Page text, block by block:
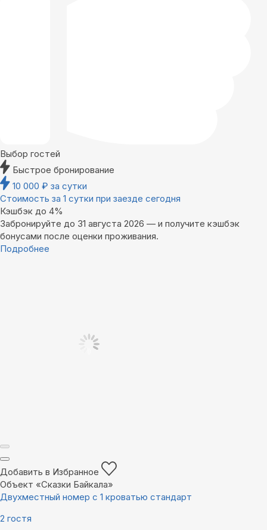
Выбор гостей
Быстрое бронирование
10 000 ₽ за сутки
Стоимость за 1 сутки при заезде сегодня
Кэшбэк до 4%
Забронируйте до 31 августа 2026 — и получите кэшбэк
бонусами после оценки проживания.
Подробнее
Добавить в Избранное
Объект «Сказки Байкала»
Двухместный номер с 1 кроватью стандарт
2 гостя